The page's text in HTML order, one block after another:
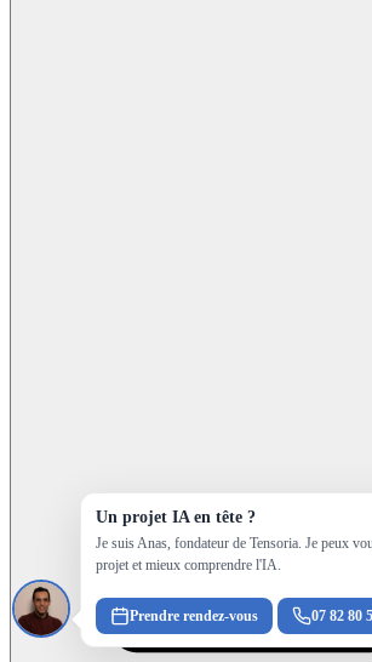
Un projet IA en tête ?
Je suis Anas, fondateur de Tensoria. Je peux
projet et mieux comprendre l'IA.
Prendre rendez-vous 07 82 80